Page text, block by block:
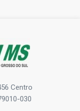
Centro
030